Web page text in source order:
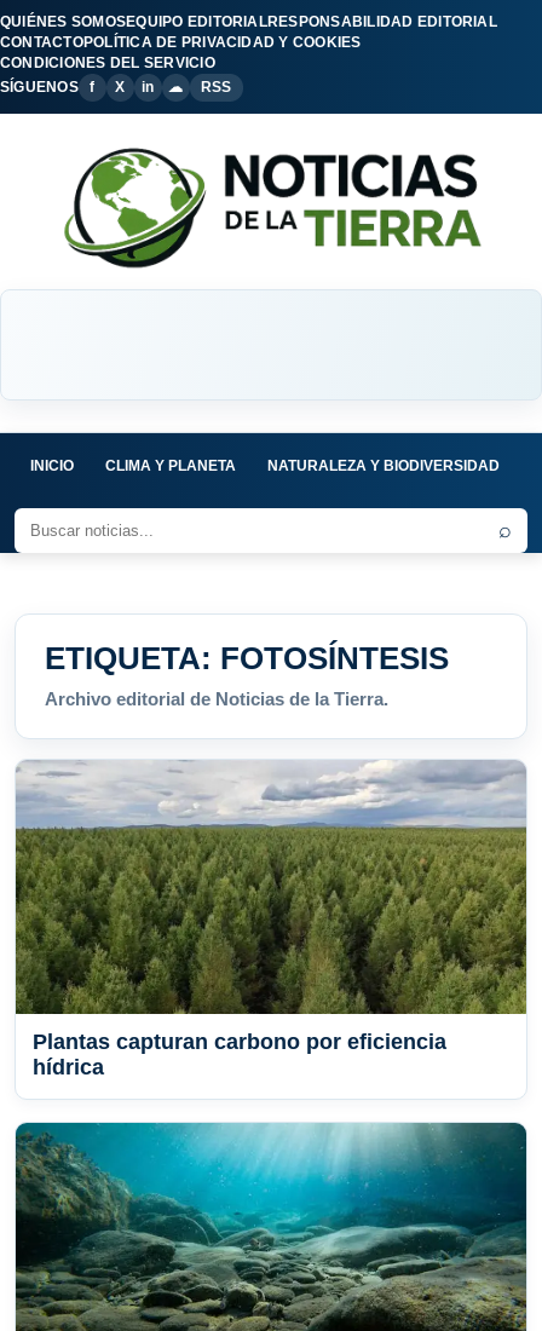
QUIÉNES SOMOSEQUIPO EDITORIALRESPONSABILIDAD EDITORIAL
CONTACTOPOLÍTICA DE PRIVACIDAD Y COOKIES
CONDICIONES DEL SERVICIO
SÍGUENOS
f X in ☁ RSS
INICIO CLIMA Y PLANETA NATURALEZA Y BIODIVERSIDAD
⌕
ETIQUETA: FOTOSÍNTESIS
Archivo editorial de Noticias de la Tierra.
Plantas capturan carbono por eficiencia
hídrica